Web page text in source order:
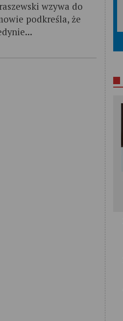
wzywa do
podkreśla, że